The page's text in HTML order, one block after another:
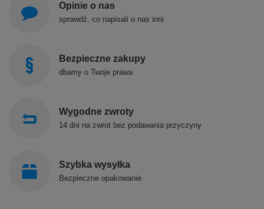
Opinie o nas
sprawdź, co napisali o nas inni
Bezpieczne zakupy
dbamy o Twoje prawa
Wygodne zwroty
14 dni na zwrot bez podawania przyczyny
Szybka wysyłka
Bezpieczne opakowanie